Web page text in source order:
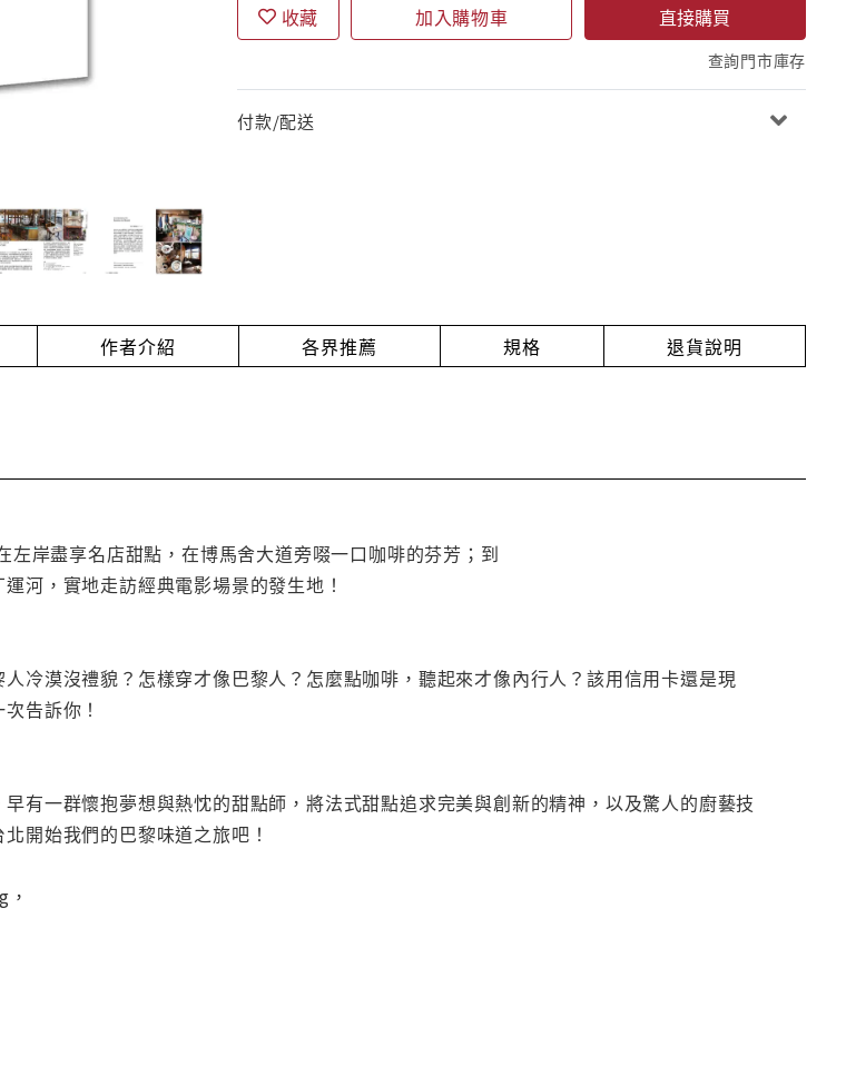
收藏 加入購物車 直接購買
查詢門市庫存
付款/配送
作者介紹 各界推薦 規格 退貨說明
岸盡享名店甜點，在博馬舍大道旁啜一口咖啡的芬芳；到
河，實地走訪經典電影場景的發生地！
冷漠沒禮貌？怎樣穿才像巴黎人？怎麼點咖啡，聽起來才像內行人？該用信用卡還是現
告訴你！
有一群懷抱夢想與熱忱的甜點師，將法式甜點追求完美與創新的精神，以及驚人的廚藝技
開始我們的巴黎味道之旅吧！